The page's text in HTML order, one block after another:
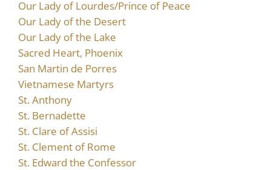
Our Lady of Lourdes/Prince of Peace
Our Lady of the Desert
Our Lady of the Lake
Sacred Heart, Phoenix
San Martin de Porres
Vietnamese Martyrs
St. Anthony
St. Bernadette
St. Clare of Assisi
St. Clement of Rome
St. Edward the Confessor